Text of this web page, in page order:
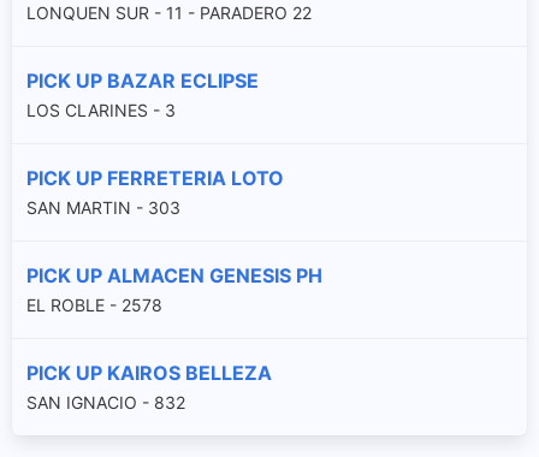
LONQUEN SUR - 11 - PARADERO 22
PICK UP BAZAR ECLIPSE
LOS CLARINES - 3
PICK UP FERRETERIA LOTO
SAN MARTIN - 303
PICK UP ALMACEN GENESIS PH
EL ROBLE - 2578
PICK UP KAIROS BELLEZA
SAN IGNACIO - 832